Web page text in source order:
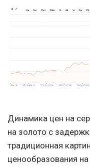
Динамика цен на
на золото с
традиционная
ценообразования